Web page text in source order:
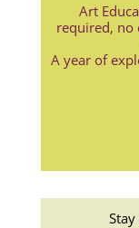
Art
required, no
A year of